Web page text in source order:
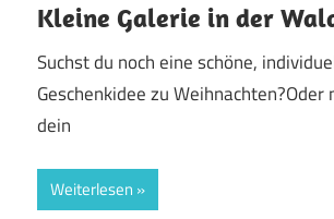
Kleine Galerie in der
Suchst du noch eine schöne,
Geschenkidee zu Weihnachten?Oder
dein
Weiterlesen